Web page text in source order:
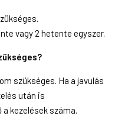
vagy 2 hetente egyszer.
szükséges. Ha a javulás
után is
kezelések száma.